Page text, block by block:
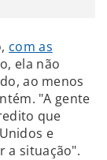
com as
ela não
ao menos
"A gente
que
e
a situação".